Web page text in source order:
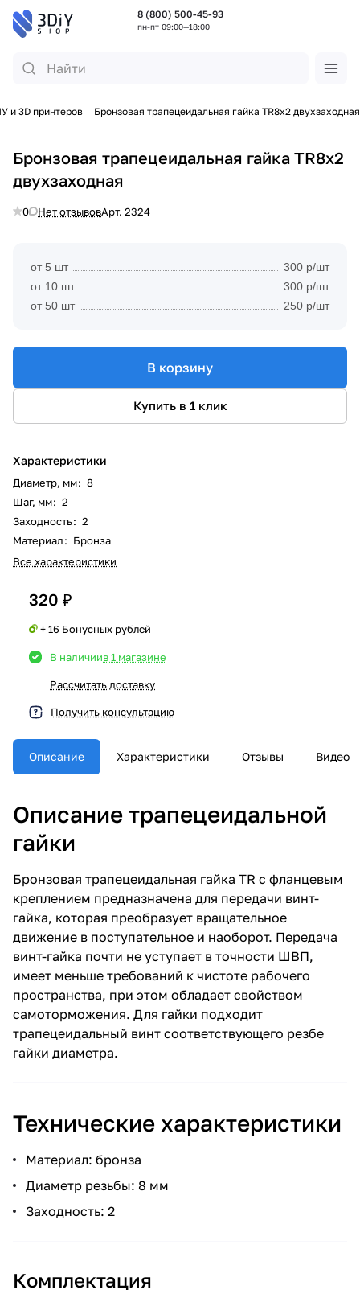
8 (800) 500-45-93
пн-пт 09:00—18:00
и 3D принтеров Бронзовая трапецеидальная гайка TR8x2 двухзаходная
Бронзовая трапецеидальная гайка TR8x2
двухзаходная
0 Нет отзывовАрт. 2324
от 5 шт
300 р/шт
от 10 шт
300 р/шт
от 50 шт
250 р/шт
В корзину
Купить в 1 клик
Характеристики
Диаметр, мм: 8
Шаг, мм: 2
Заходность: 2
Материал: Бронза
Все характеристики
320 ₽
+ 16 Бонусных рублей
В наличиив 1 магазине
Рассчитать доставку
Получить консультацию
Описание Характеристики Отзывы Видео
Описание трапецеидальной
гайки
Бронзовая трапецеидальная гайка TR с фланцевым
креплением предназначена для передачи винт-
гайка, которая преобразует вращательное
движение в поступательное и наоборот. Передача
винт-гайка почти не уступает в точности ШВП,
имеет меньше требований к чистоте рабочего
пространства, при этом обладает свойством
самоторможения. Для гайки подходит
трапецеидальный винт соответствующего резбе
гайки диаметра.
Технические характеристики
Материал: бронза
Диаметр резьбы: 8 мм
Заходность: 2
Комплектация